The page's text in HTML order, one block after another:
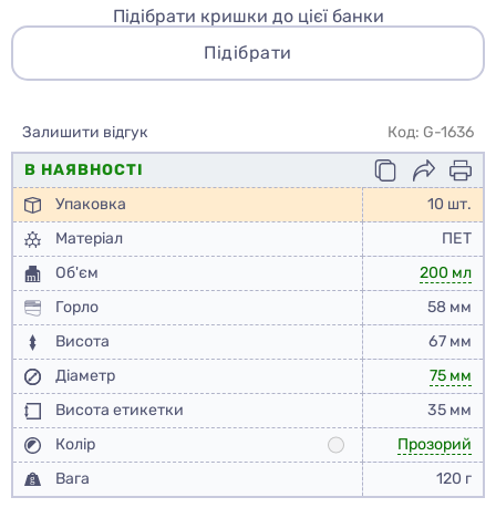
Підібрати кришки до цієї банки
Підібрати
Залишити відгук
Код: G-1636
В НАЯВНОСТІ
Упаковка
10 шт.
Матеріал
ПЕТ
Об'єм
200 мл
Горло
58 мм
Висота
67 мм
Діаметр
75 мм
Висота етикетки
35 мм
Колір
Прозорий
Вага
120 г